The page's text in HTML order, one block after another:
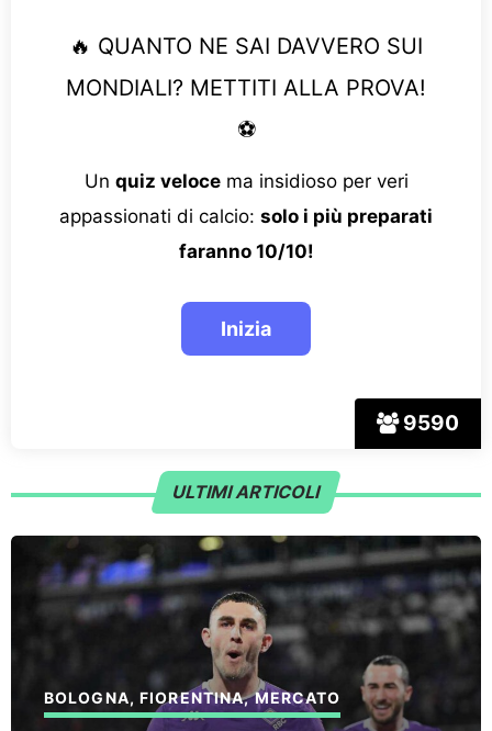
9590
🔥 QUANTO NE SAI DAVVERO SUI
MONDIALI? METTITI ALLA PROVA!
⚽
Un quiz velocema insidioso per veri
appassionati di calcio: solo i più preparati
faranno 10/10!
ULTIMI ARTICOLI
BOLOGNA,FIORENTINA,MERCATO